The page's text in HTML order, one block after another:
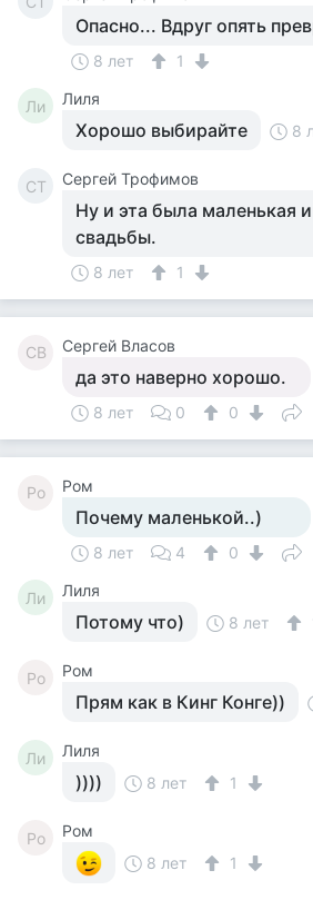
Опасно... Вдруг опять
8 лет 1
Ли Лиля
Хорошо выбирайте 8
СТ Сергей Трофимов
Ну и эта была маленькая
свадьбы.
8 лет 1
СВ Сергей Власов
да это наверно хорошо.
8 лет 0 0
Ро Ром
Почему маленькой..)
8 лет 4 0
Ли Лиля
Потому что) 8 лет
Ро Ром
Прям как в Кинг Конге))
Ли Лиля
)))) 8 лет 1
Ро
Ром
8 лет
1